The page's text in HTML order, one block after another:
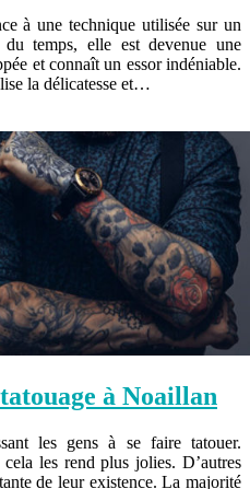
à une technique utilisée sur un
temps, elle est devenue une
et connaît un essor indéniable.
la délicatesse et…
à Noaillan
les gens à se faire tatouer.
les rend plus jolies. D’autres
de leur existence. La majorité